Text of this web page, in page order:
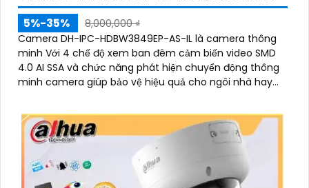
5%-35%
8,000,000 ₫
Camera DH-IPC-HDBW3849EP-AS-IL là camera thông
minh Với 4 chế độ xem ban đêm cảm biến video SMD
4.0 AI SSA và chức năng phát hiện chuyển động thông
minh camera giúp bảo vệ hiệu quả cho ngôi nhà hay